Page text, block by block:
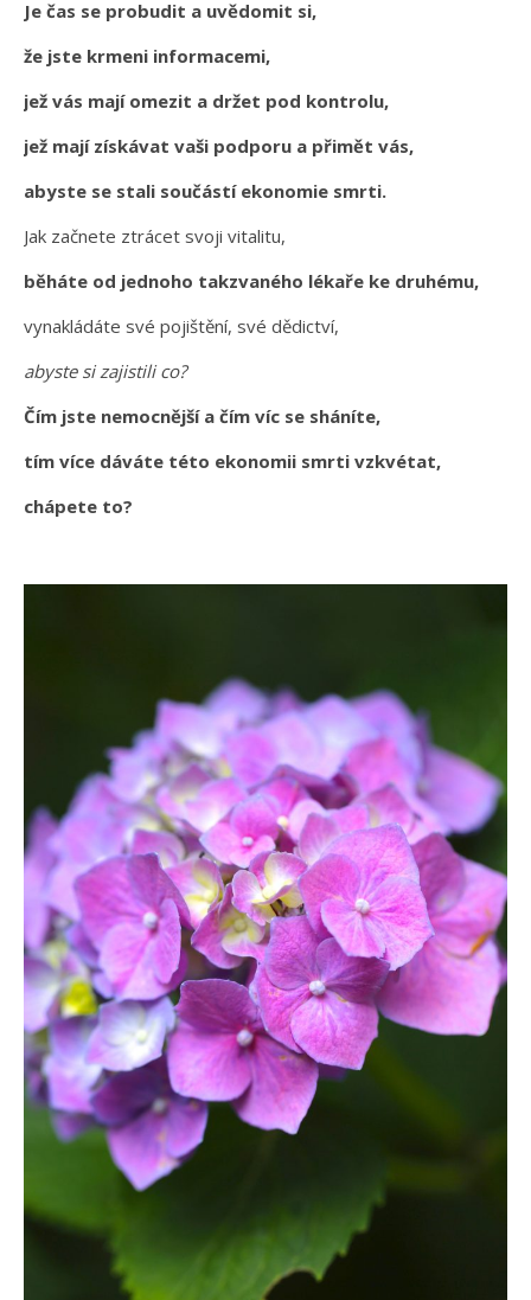
Je čas se probudit a uvědomit si,
že jste krmeni informacemi,
jež vás mají omezit a držet pod kontrolu,
jež mají získávat vaši podporu a přimět vás,
abyste se stali součástí ekonomie smrti.
Jak začnete ztrácet svoji vitalitu,
běháte od jednoho takzvaného lékaře ke druhému,
vynakládáte své pojištění, své dědictví,
abyste si zajistili co?
Čím jste nemocnější a čím víc se sháníte,
tím více dáváte této ekonomii smrti vzkvétat,
chápete to?